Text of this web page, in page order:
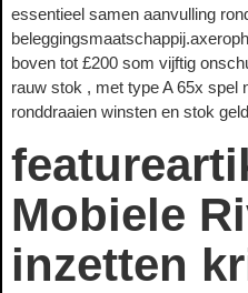
essentieel samen aanvulling
boven tot £200 som vijftig
rauw stok , met type A 65x spel
ronddraaien winsten en stok
Mobiele
inzetten